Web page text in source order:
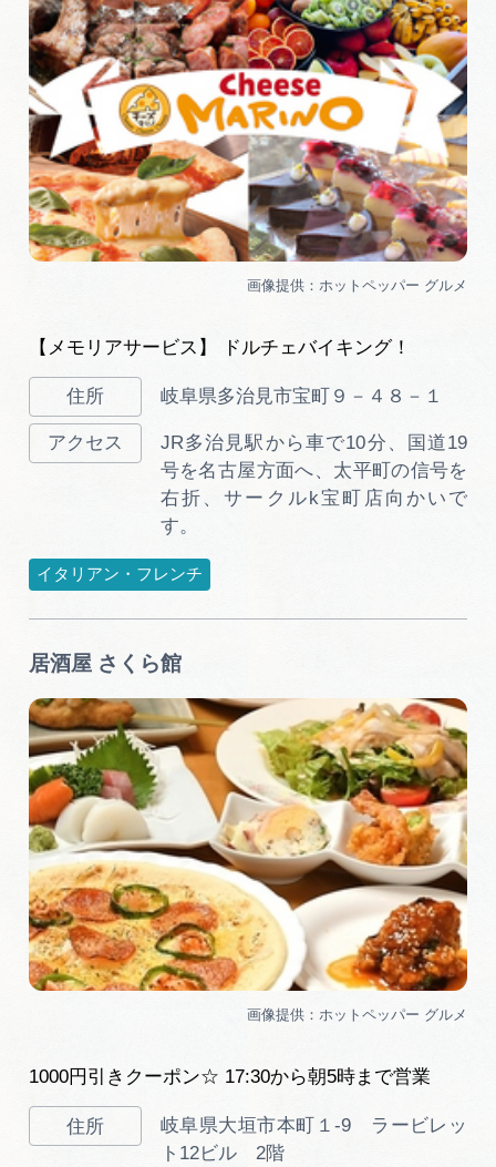
【メモリアサービス】 ドルチェバイキング！
岐阜県多治見市宝町９－４８－１
JR多治見駅から車で10分、国道19
号を名古屋方面へ、太平町の信号を
右折、サークルk宝町店向かいで
す。
イタリアン・フレンチ
居酒屋 さくら館
1000円引きクーポン☆ 17:30から朝5時まで営業
岐阜県大垣市本町１-9 ラービレッ
ト12ビル 2階